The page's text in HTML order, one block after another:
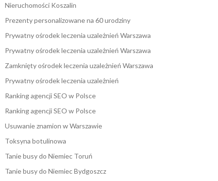
Nieruchomości Koszalin
Prezenty personalizowane na 60 urodziny
Prywatny ośrodek leczenia uzależnień Warszawa
Prywatny ośrodek leczenia uzależnień Warszawa
Zamknięty ośrodek leczenia uzależnień Warszawa
Prywatny ośrodek leczenia uzależnień
Ranking agencji SEO w Polsce
Ranking agencji SEO w Polsce
Usuwanie znamion w Warszawie
Toksyna botulinowa
Tanie busy do Niemiec Toruń
Tanie busy do Niemiec Bydgoszcz